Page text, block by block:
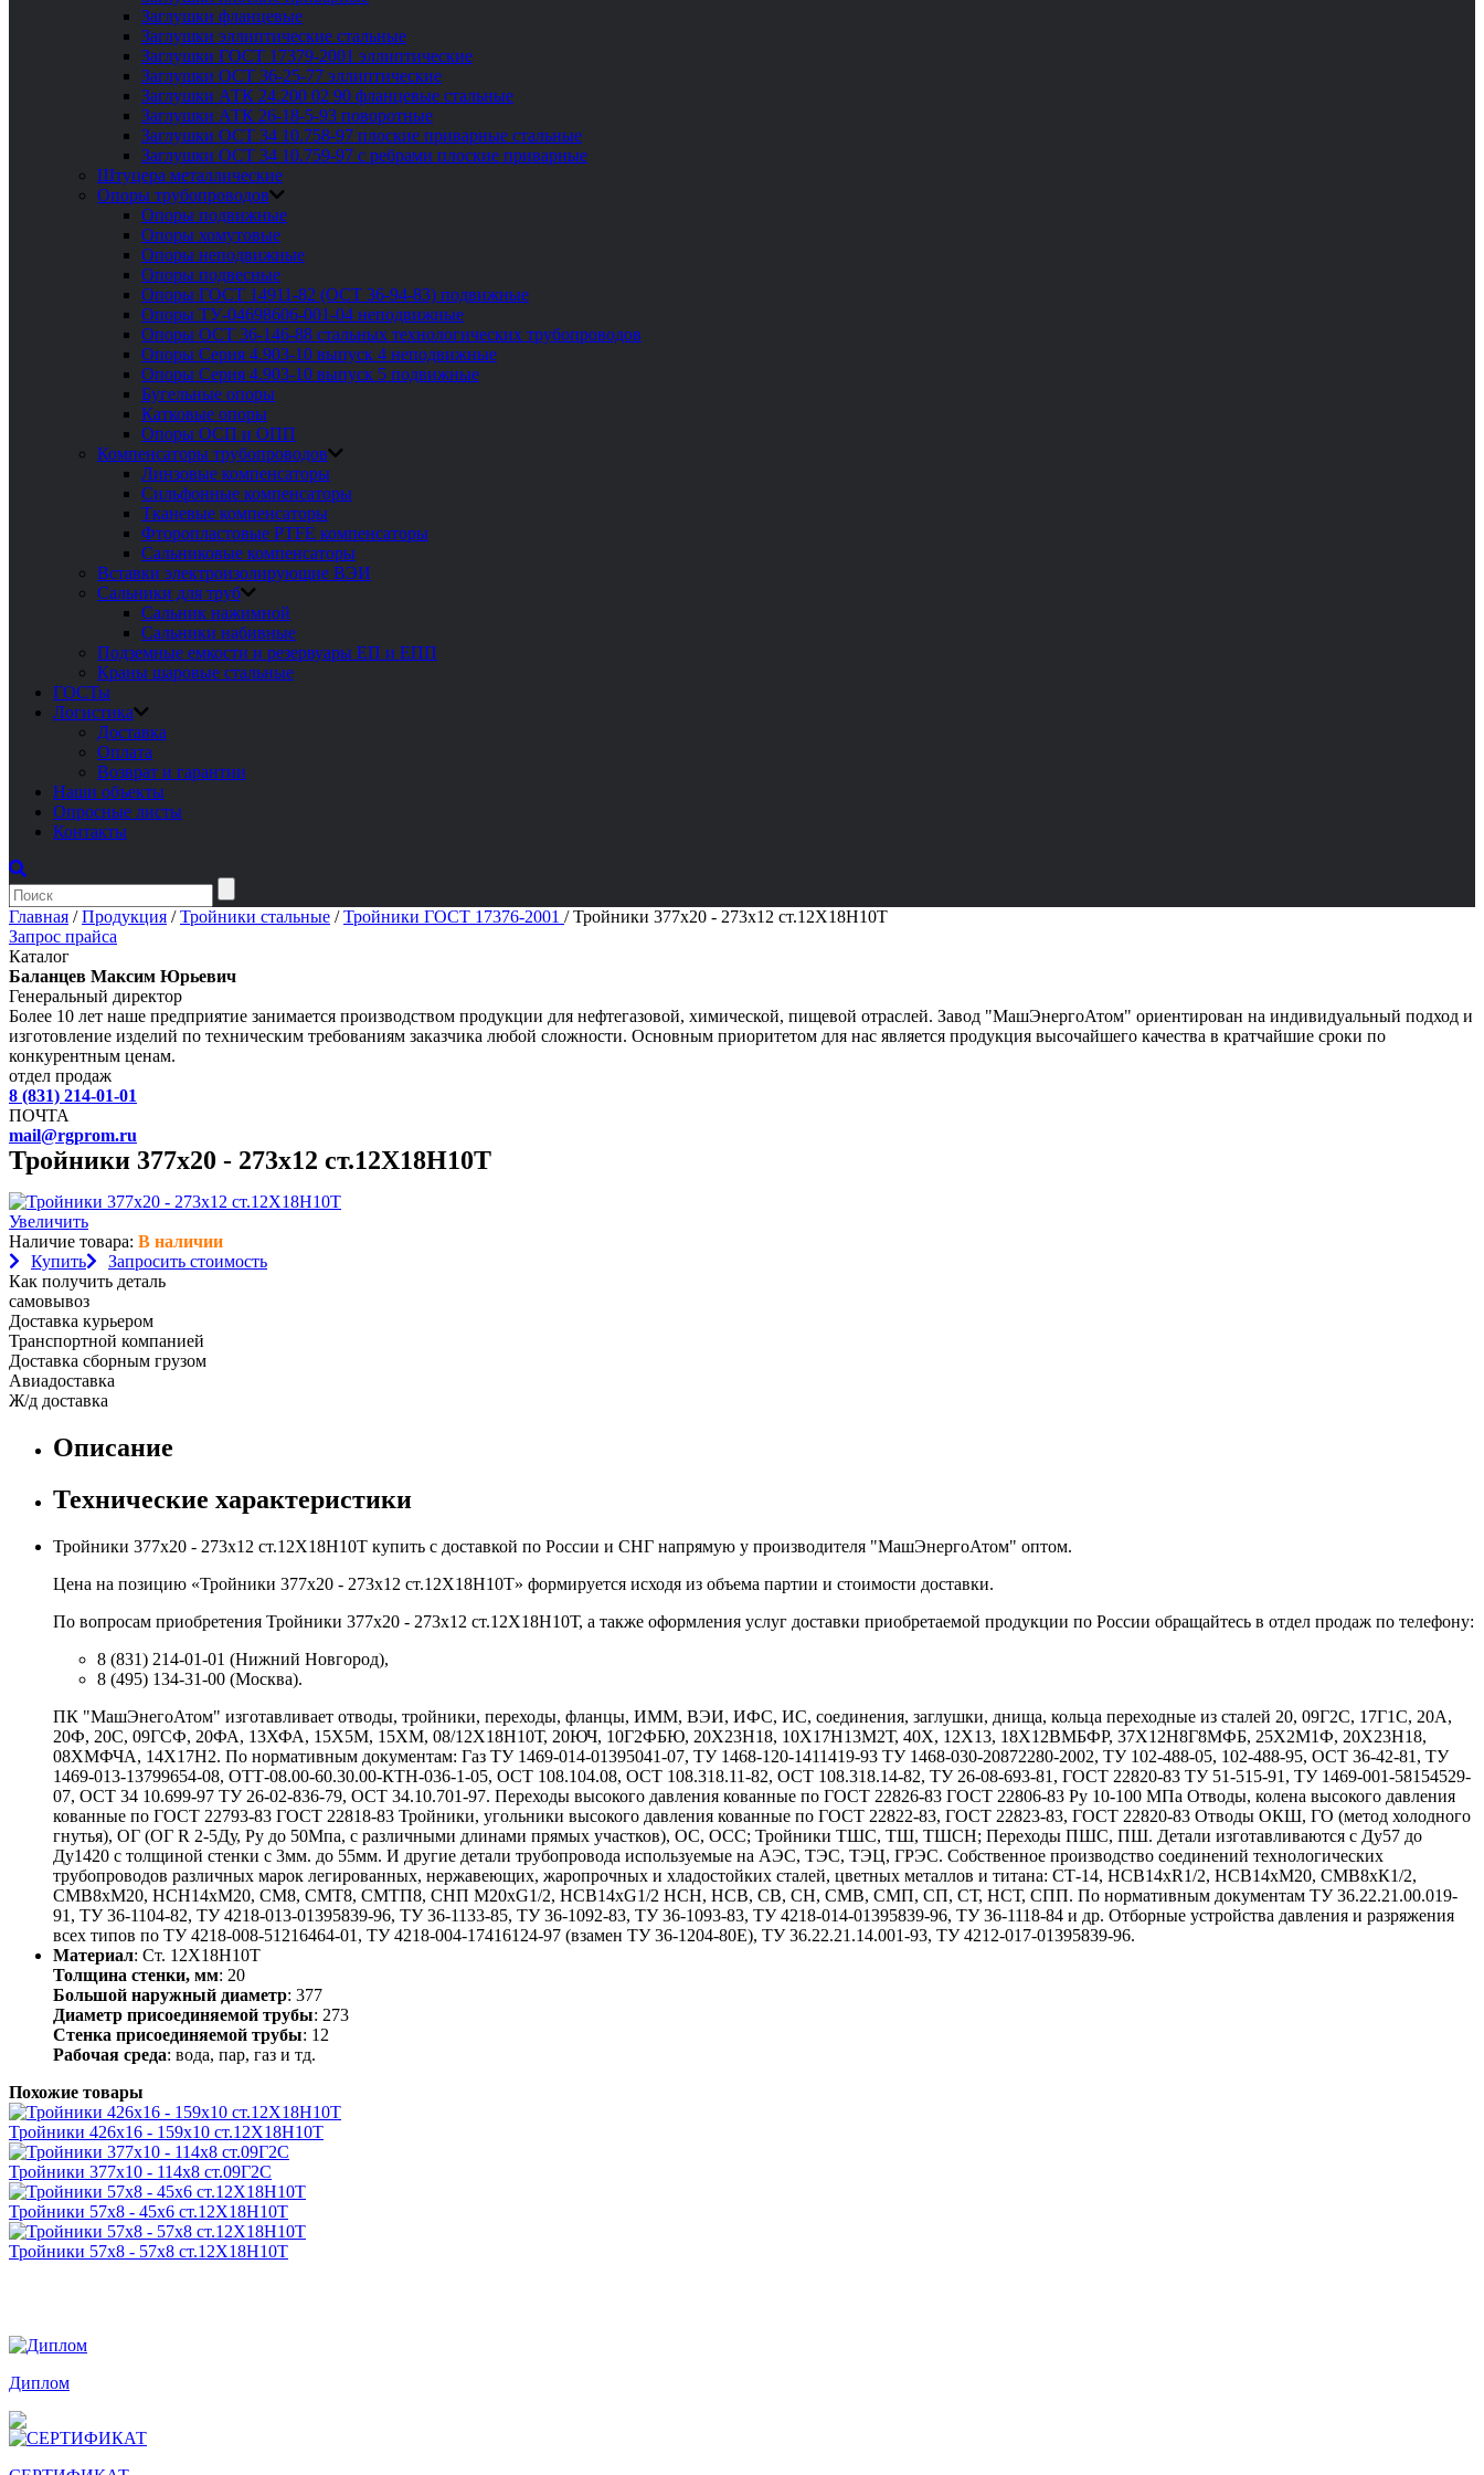
Заглушки фланцевые
Заглушки эллиптические стальные
Заглушки ГОСТ 17379-2001 эллиптические
Заглушки ОСТ 36-25-77 эллиптические
Заглушки АТК 24.200 02 90 фланцевые стальные
Заглушки АТК 26-18-5-93 поворотные
Заглушки ОСТ 34 10.758-97 плоские приварные стальные
Заглушки ОСТ 34 10.759-97 с ребрами плоские приварные
Штуцера металлические
Опоры трубопроводов
Опоры подвижные
Опоры хомутовые
Опоры неподвижные
Опоры подвесные
Опоры ГОСТ 14911-82 (ОСТ 36-94-83) подвижные
Опоры ТУ-04698606-001-04 неподвижные
Опоры ОСТ 36-146-88 стальных технологических трубопроводов
Опоры Серия 4.903-10 выпуск 4 неподвижные
Опоры Серия 4.903-10 выпуск 5 подвижные
Бугельные опоры
Катковые опоры
Опоры ОСП и ОПП
Компенсаторы трубопроводов
Линзовые компенсаторы
Сильфонные компенсаторы
Тканевые компенсаторы
Фторопластовые PTFE компенсаторы
Сальниковые компенсаторы
Вставки электроизолирующие ВЭИ
Сальники для труб
Сальник нажимной
Сальники набивные
Подземные емкости и резервуары ЕП и ЕПП
Краны шаровые стальные
ГОСТы
Логистика
Доставка
Оплата
Возврат и гарантии
Наши объекты
Опросные листы
Контакты
Главная /Продукция /Тройники стальные /Тройники ГОСТ 17376-2001 /Тройники 377х20 - 273х12 ст.12Х18Н10Т
Запрос прайса
Каталог
Баланцев Максим Юрьевич
Генеральный директор
Более 10 лет наше предприятие занимается производством продукции для нефтегазовой, химической, пищевой отраслей. Завод "МашЭнергоАтом" ориентирован на индивидуальный подход и
изготовление изделий по техническим требованиям заказчика любой сложности. Основным приоритетом для нас является продукция высочайшего качества в кратчайшие сроки по
конкурентным ценам.
отдел продаж
8 (831) 214-01-01
ПОЧТА
mail@rgprom.ru
Тройники 377х20 - 273х12 ст.12Х18Н10Т
Увеличить
Наличие товара: В наличии
Купить
Запросить стоимость
Как получить деталь
самовывоз
Доставка курьером
Транспортной компанией
Доставка сборным грузом
Авиадоставка
Ж/д доставка
Описание
Технические характеристики
Тройники 377х20 - 273х12 ст.12Х18Н10Т купить с доставкой по России и СНГ напрямую у производителя "МашЭнергоАтом" оптом.
Цена на позицию «Тройники 377х20 - 273х12 ст.12Х18Н10Т» формируется исходя из объема партии и стоимости доставки.
По вопросам приобретения Тройники 377х20 - 273х12 ст.12Х18Н10Т, а также оформления услуг доставки приобретаемой продукции по России обращайтесь в отдел продаж по телефону:
8 (831) 214-01-01 (Нижний Новгород),
8 (495) 134-31-00 (Москва).
ПК "МашЭнегоАтом" изготавливает отводы, тройники, переходы, фланцы, ИММ, ВЭИ, ИФС, ИС, соединения, заглушки, днища, кольца переходные из сталей 20, 09Г2С, 17Г1С, 20А,
20Ф, 20С, 09ГСФ, 20ФА, 13ХФА, 15Х5М, 15ХМ, 08/12Х18Н10Т, 20ЮЧ, 10Г2ФБЮ, 20Х23Н18, 10Х17Н13М2Т, 40Х, 12Х13, 18Х12ВМБФР, 37Х12Н8Г8МФБ, 25Х2М1Ф, 20Х23Н18,
08ХМФЧА, 14Х17Н2. По нормативным документам: Газ ТУ 1469-014-01395041-07, ТУ 1468-120-1411419-93 ТУ 1468-030-20872280-2002, ТУ 102-488-05, 102-488-95, ОСТ 36-42-81, ТУ
1469-013-13799654-08, ОТТ-08.00-60.30.00-КТН-036-1-05, ОСТ 108.104.08, ОСТ 108.318.11-82, ОСТ 108.318.14-82, ТУ 26-08-693-81, ГОСТ 22820-83 ТУ 51-515-91, ТУ 1469-001-58154529-
07, ОСТ 34 10.699-97 ТУ 26-02-836-79, ОСТ 34.10.701-97. Переходы высокого давления кованные по ГОСТ 22826-83 ГОСТ 22806-83 Ру 10-100 МПа Отводы, колена высокого давления
кованные по ГОСТ 22793-83 ГОСТ 22818-83 Тройники, угольники высокого давления кованные по ГОСТ 22822-83, ГОСТ 22823-83, ГОСТ 22820-83 Отводы ОКШ, ГО (метод холодного
гнутья), ОГ (ОГ R 2-5Ду, Ру до 50Мпа, с различными длинами прямых участков), ОС, ОСС; Тройники ТШС, ТШ, ТШСН; Переходы ПШС, ПШ. Детали изготавливаются с Ду57 до
Ду1420 с толщиной стенки с 3мм. до 55мм. И другие детали трубопровода используемые на АЭС, ТЭС, ТЭЦ, ГРЭС. Собственное производство соединений технологических
трубопроводов различных марок легированных, нержавеющих, жаропрочных и хладостойких сталей, цветных металлов и титана: СТ-14, НСВ14хR1/2, НСВ14хМ20, СМВ8хК1/2,
СМВ8хМ20, НСН14хМ20, СМ8, СМТ8, СМТП8, СНП М20хG1/2, НСВ14хG1/2 НСН, НСВ, СВ, СН, СМВ, СМП, СП, СТ, НСТ, СПП. По нормативным документам ТУ 36.22.21.00.019-
91, ТУ 36-1104-82, ТУ 4218-013-01395839-96, ТУ 36-1133-85, ТУ 36-1092-83, ТУ 36-1093-83, ТУ 4218-014-01395839-96, ТУ 36-1118-84 и др. Отборные устройства давления и разряжения
всех типов по ТУ 4218-008-51216464-01, ТУ 4218-004-17416124-97 (взамен ТУ 36-1204-80Е), ТУ 36.22.21.14.001-93, ТУ 4212-017-01395839-96.
Материал: Ст. 12Х18Н10Т
Толщина стенки, мм: 20
Большой наружный диаметр: 377
Диаметр присоединяемой трубы: 273
Стенка присоединяемой трубы: 12
Рабочая среда: вода, пар, газ и тд.
Похожие товары
Тройники 426х16 - 159х10 ст.12Х18Н10Т
Тройники 377х10 - 114х8 ст.09Г2С
Тройники 57х8 - 45х6 ст.12Х18Н10Т
Тройники 57х8 - 57х8 ст.12Х18Н10Т
Диплом